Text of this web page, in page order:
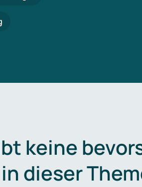
keine
in dieser